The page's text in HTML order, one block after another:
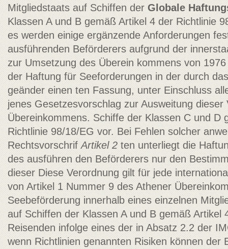
Mitgliedstaats auf Schiffen derGlobale
Klassen A und B gemäß Artikel 4 der Richtlinie
es werden einige ergänzende Anforderungen
ausführenden Beförderers aufgrund der
zur Umsetzung des Überein­ kommens von
der Haftung für Seeforderungen in der durch
geänder­ einen ten Fassung, unter Einschluss
jenes Gesetzesvorschlag zur Ausweitung dieser
Übereinkommens. Schiffe der Klassen C und D
Richtlinie 98/18/EG vor. Bei Fehlen solcher
Rechtsvorschrif­ Artikel 2ten unterliegt die
des ausführen­ den Beförderers nur den
dieser Diese Verordnung gilt für jede
von Artikel 1 Nummer 9 des Athener
Seebeförderung innerhalb eines einzelnen
auf Schiffen der Klassen A und B gemäß Artikel
Reisenden infolge eines der in Absatz 2.2 der
wenn Richtlinien genannten Risiken können der